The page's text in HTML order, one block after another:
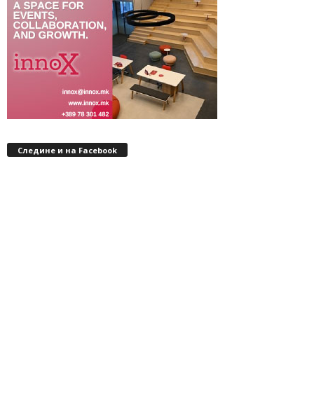
Следине и на Facebook